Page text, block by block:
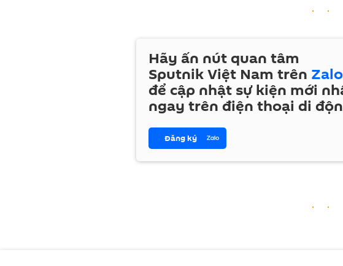
Hãy ấn nút quan tâm
Sputnik Việt Nam trên Zalo
để cập nhật sự kiện mới
ngay trên điện thoại di
Đăng ký